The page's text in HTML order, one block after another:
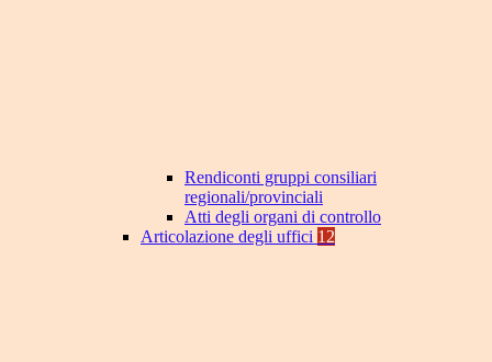
Rendiconti gruppi consiliari
regionali/provinciali
Atti degli organi di controllo
Articolazione degli uffici 12